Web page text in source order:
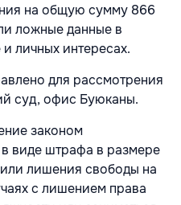
на общую сумму 866
ложные данные в
личных интересах.
для рассмотрения
суд, офис Буюканы.
законом
виде штрафа в размере
лишения свободы на
с лишением права